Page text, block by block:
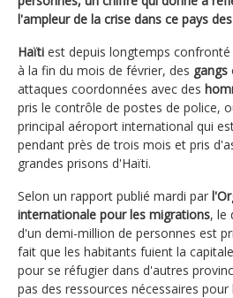
l'ampleur de la crise dans ce pays
Haïti est depuis longtemps
à la fin du mois de février, des gangs
attaques coordonnées avec des
pris le contrôle de postes de police,
principal aéroport international qui
pendant près de trois mois et pris
grandes prisons d'Haïti.
Selon un rapport publié mardi par
internationale pour les migrations, le
d'un demi-million de personnes est
fait que les habitants fuient la
pour se réfugier dans d'autres
pas des ressources nécessaires pour